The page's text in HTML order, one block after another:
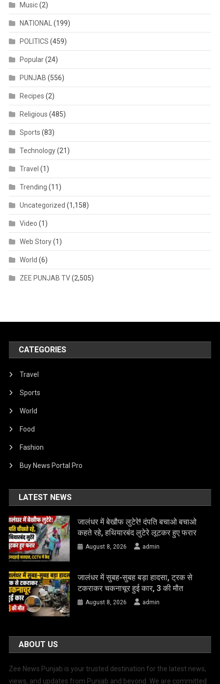
Music(2)
NATIONAL (199)
POLITICS (459)
Popular(24)
PUNJAB (556)
Recipes (2)
Religious (485)
Sports (83)
Technology(21)
Travel (1)
Trending (11)
Uncategorized (1,158)
Video (1)
Web Story(1)
World (6)
ZEE PUNJAB TV(2,505)
CATEGORIES
Travel
Sports
World
Food
Fashion
Buy News Portal Pro
LATEST NEWS
जालंधर में बेखौफ लुटेरे! दंपति बचाओ बचाओ
कहते रहे, हथियारबंद लुटेरे लूटकर हुए फरार
August 8, 2026 admin
जालंधर में सुबह-सुबह बड़ा हादसा, ट्रक से
टकराकर चकनाचूर हुई कार, 3 की मौत
August 8, 2026 admin
ABOUT US
Zee News Punjab is your trusted destination for the latest news,
views, and updates from Punjab and beyond. We are committed